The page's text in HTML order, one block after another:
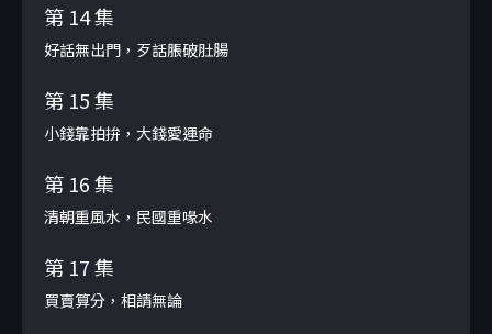
第 14 集
好話無出門，歹話脹破肚腸
第 15 集
小錢靠拍拚，大錢愛運命
第 16 集
清朝重風水，民國重喙水
第 17 集
買賣算分，相請無論